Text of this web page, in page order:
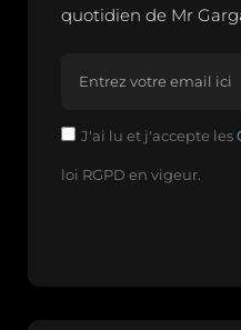
quotidien de Mr
J'ai lu et j'accepte les
loi RGPD en vigeur.